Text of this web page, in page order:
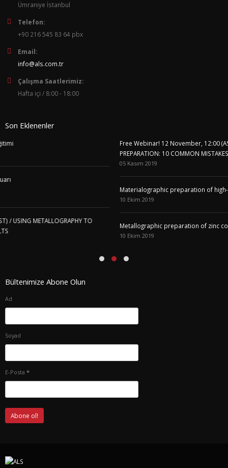
Ümraniye İstanbul
Telefon:
+90 216 545 83 64 pbx
Email:
info@als.com.tr
Çalışma Saatlerimiz:
Hafta içi / 8:00 - 18:00
Son Eklenenler
TO
Free Webinar! 12 November, 12:00 (AST) / MATERIALOGRAPHIC
PREPARATION: 10 COMMON MISTAKES AND HOW TO AVOID
Materialographic preparation of high-alloy tool steel
Metallographic preparation of zinc coatings
Bültenimize Abone Olun
Ad
Soyad
E-Posta *